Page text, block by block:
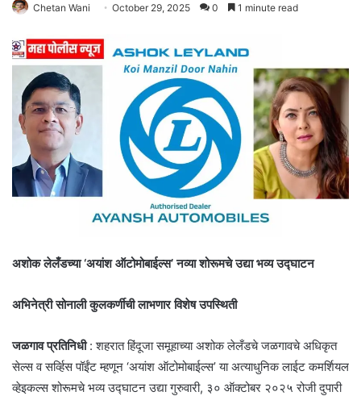
Chetan Wani October 29, 2025 0 1 minute read
अशोक लेलँडच्या ‘अयांश ऑटोमोबाईल्स’ नव्या शोरूमचे उद्या भव्य उद्घाटन
अभिनेत्री सोनाली कुलकर्णीची लाभणार विशेष उपस्थिती
जळगाव प्रतिनिधी: शहरात हिंदूजा समूहाच्या अशोक लेलँडचे जळगावचे अधिकृत
सेल्स व सर्व्हिस पॉईंट म्हणून ‘अयांश ऑटोमोबाईल्स’ या अत्याधुनिक लाईट कमर्शियल
व्हेइकल्स शोरूमचे भव्य उद्घाटन उद्या गुरुवारी, ३० ऑक्टोबर २०२५ रोजी दुपारी